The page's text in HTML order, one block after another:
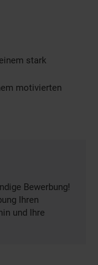
stark
motivierten
Bewerbung!
Ihren
und Ihre